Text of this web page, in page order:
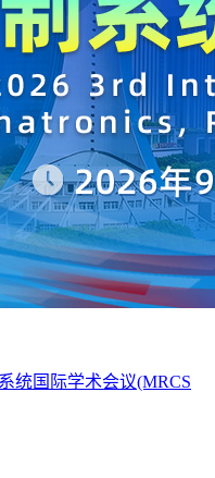
统国际学术会议(MRCS